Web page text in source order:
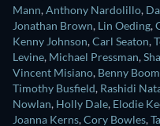
Mann,Anthony Nardolillo,
Jonathan Brown, Lin Oeding,
Kenny Johnson,Carl Seaton,
Levine, Michael Pressman,
Vincent Misiano, Benny Boom
Timothy Busfield, Rashidi
Nowlan, Holly Dale, Elodie
Joanna Kerns,Cory Bowles,